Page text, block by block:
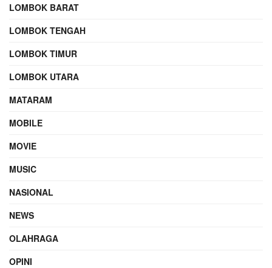
LOMBOK BARAT
LOMBOK TENGAH
LOMBOK TIMUR
LOMBOK UTARA
MATARAM
MOBILE
MOVIE
MUSIC
NASIONAL
NEWS
OLAHRAGA
OPINI